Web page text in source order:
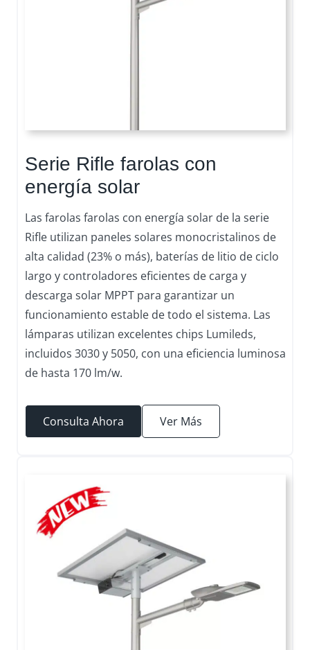
Serie Rifle farolas con
energía solar
Las farolas farolas con energía solar de la serie
Rifle utilizan paneles solares monocristalinos de
alta calidad (23% o más), baterías de litio de ciclo
largo y controladores eficientes de carga y
descarga solar MPPT para garantizar un
funcionamiento estable de todo el sistema. Las
lámparas utilizan excelentes chips Lumileds,
incluidos 3030 y 5050, con una eficiencia luminosa
de hasta 170 lm/w.
Consulta Ahora Ver Más